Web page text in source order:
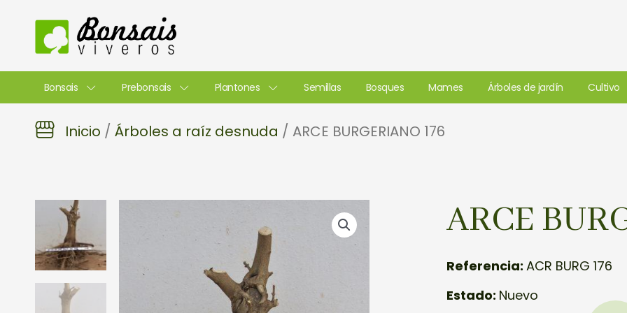
contenido
Bonsais Prebonsais Plantones Semillas Bosques Mames Árboles de jardín Cultivo
Inicio / Árboles a raíz desnuda / ARCE BURGERIANO 176
ARCE
Referencia:ACR BURG 176
Estado: Nuevo